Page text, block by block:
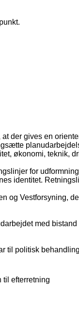
der gives en
økonomi, teknik,
for
identitet.
og Vestforsyning,
med
til politisk
til efterretning